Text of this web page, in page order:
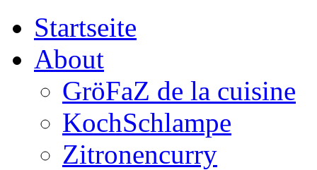
Startseite
About
GröFaZ de la cuisine
KochSchlampe
Zitronencurry